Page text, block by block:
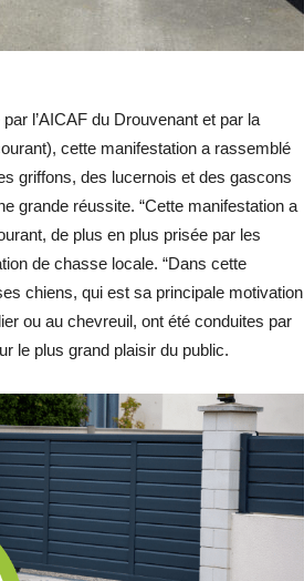
Hebdo39
l’AICAF du Drouvenant et par la
cette manifestation a rassemblé
griffons, des lucernois et des gascons
grande réussite. “Cette manifestation a
de plus en plus prisée par les
de chasse locale. “Dans cette
chiens, qui est sa principale motivation
ou au chevreuil, ont été conduites par
le plus grand plaisir du public.